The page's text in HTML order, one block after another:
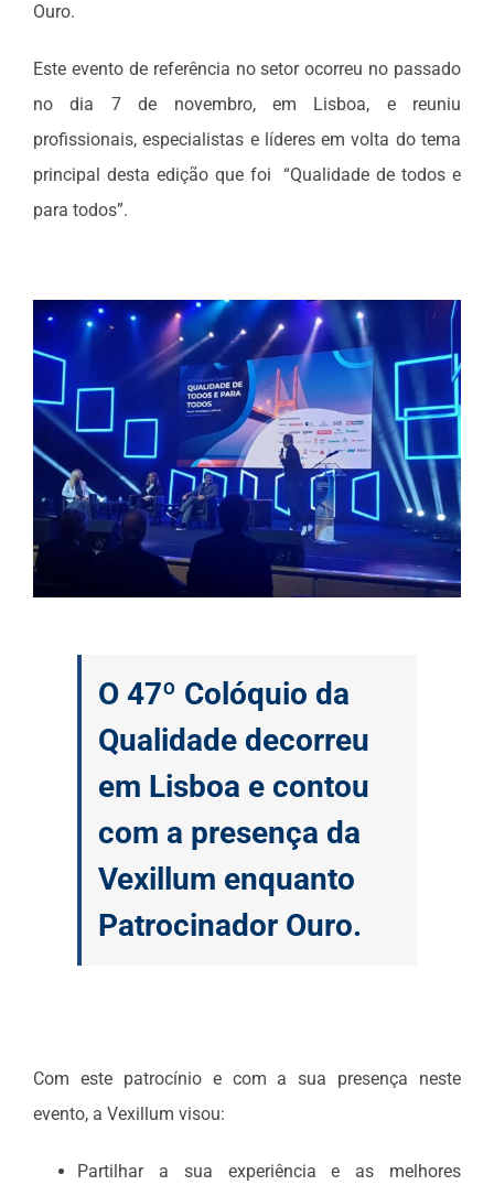
Ouro.
Este evento de referência no setor ocorreu no passado
no dia 7 de novembro, em Lisboa, e reuniu
profissionais, especialistas e líderes em volta do tema
principal desta edição que foi “Qualidade de todos e
para todos”.
O 47º Colóquio da
Qualidade decorreu
em Lisboa e contou
com a presença da
Vexillum enquanto
Patrocinador Ouro.
Com este patrocínio e com a sua presença neste
evento, a Vexillum visou:
Partilhar a sua experiência e as melhores